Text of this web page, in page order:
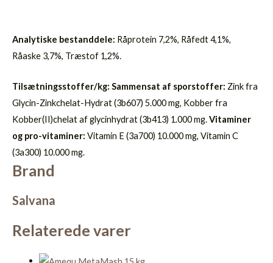
Analytiske bestanddele: Råprotein 7,2%, Råfedt 4,1%,
Råaske 3,7%, Træstof 1,2%.
Tilsætningsstoffer/kg: Sammensat af sporstoffer: Zink fra
Glycin-Zinkchelat-Hydrat (3b607) 5.000 mg, Kobber fra
Kobber(II)chelat af glycinhydrat (3b413) 1.000 mg.Vitaminer
og pro-vitaminer: Vitamin E (3a700) 10.000 mg, Vitamin C
(3a300) 10.000 mg.
Brand
Salvana
Relaterede varer